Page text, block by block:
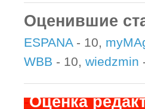
Оценившие
ESPANA- 10,
WBB - 10, wiedzmin
-Оценка